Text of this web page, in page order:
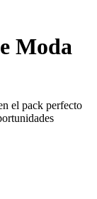
Moda
el pack perfecto